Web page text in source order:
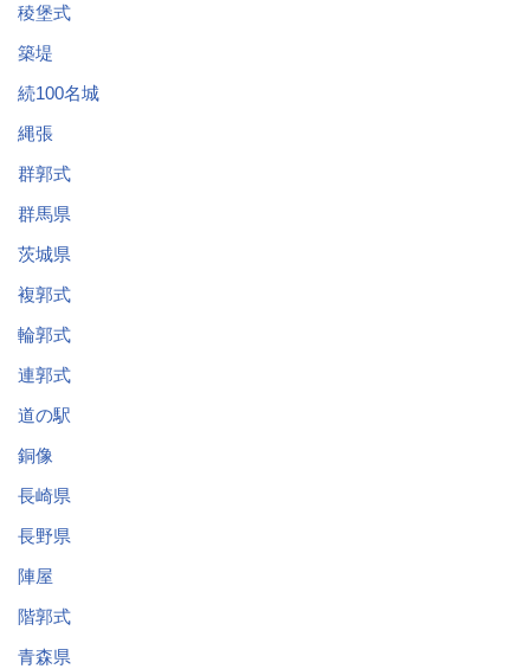
稜堡式
築堤
続100名城
縄張
群郭式
群馬県
茨城県
複郭式
輪郭式
連郭式
道の駅
銅像
長崎県
長野県
陣屋
階郭式
青森県